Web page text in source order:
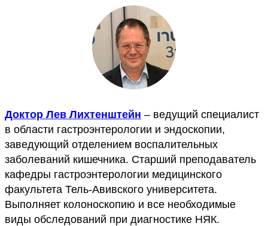
Доктор Лев Лихтенштейн – ведущий специалист
в области гастроэнтерологии и эндоскопии,
заведующий отделением воспалительных
заболеваний кишечника. Старший преподаватель
кафедры гастроэнтерологии медицинского
факультета Тель-Авивского университета.
Выполняет колоноскопию и все необходимые
виды обследований при диагностике НЯК.